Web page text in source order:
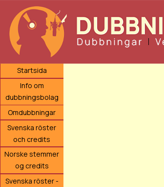
Startsida
Info om
dubbningsbolag
Omdubbningar
Svenska röster
och credits
Norske stemmer
og credits
Svenska röster -